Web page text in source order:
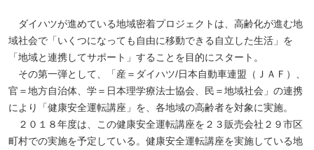
ダイハツが進めている地域密着プロジェクトは、高齢化が進む地
域社会で「いくつになっても自由に移動できる自立した生活」を
「地域と連携してサポート」することを目的にスタート。
その第一弾として、「産＝ダイハツ/日本自動車連盟（ＪＡＦ）、
官＝地方自治体、学＝日本理学療法士協会、民＝地域社会」の連携
により「健康安全運転講座」を、各地域の高齢者を対象に実施。
２０１８年度は、この健康安全運転講座を２３販売会社２９市区
町村での実施を予定している。健康安全運転講座を実施している地